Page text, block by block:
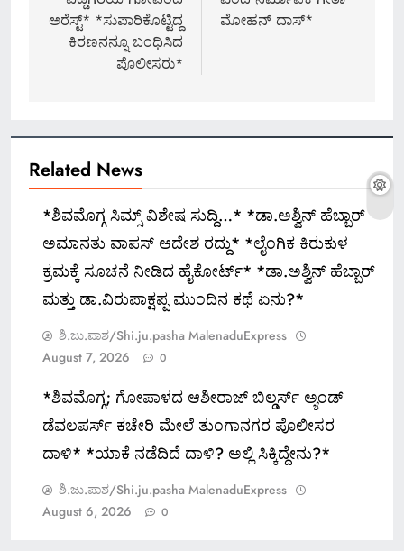
ಅರೆಸ್ಟ್* *ಸುಪಾರಿಕೊಟ್ಟಿದ್ದ
ಕಿರಣನನ್ನೂ ಬಂಧಿಸಿದ
ಪೊಲೀಸರು*
ಮೋಹನ್ ದಾಸ್*
Related News
*ಶಿವಮೊಗ್ಗ ಸಿಮ್ಸ್ ವಿಶೇಷ ಸುದ್ದಿ…* *ಡಾ.ಅಶ್ವಿನ್ ಹೆಬ್ಬಾರ್
ಅಮಾನತು ವಾಪಸ್ ಆದೇಶ ರದ್ದು* *ಲೈಂಗಿಕ ಕಿರುಕುಳ
ಕ್ರಮಕ್ಕೆ ಸೂಚನೆ ನೀಡಿದ ಹೈಕೋರ್ಟ್* *ಡಾ.ಅಶ್ವಿನ್ ಹೆಬ್ಬಾರ್
ಮತ್ತು ಡಾ.ವಿರುಪಾಕ್ಷಪ್ಪ ಮುಂದಿನ ಕಥೆ ಏನು?*
ಶಿ.ಜು.ಪಾಶ/Shi.ju.pasha MalenaduExpress
August 7, 2026
0
*ಶಿವಮೊಗ್ಗ; ಗೋಪಾಳದ ಆಶೀರಾಜ್ ಬಿಲ್ಡರ್ಸ್ ಅ್ಯಂಡ್
ಡೆವಲಪರ್ಸ್ ಕಚೇರಿ ಮೇಲೆ ತುಂಗಾನಗರ ಪೊಲೀಸರ
ದಾಳಿ* *ಯಾಕೆ ನಡೆದಿದೆ ದಾಳಿ? ಅಲ್ಲಿ ಸಿಕ್ಕಿದ್ದೇನು?*
ಶಿ.ಜು.ಪಾಶ/Shi.ju.pasha MalenaduExpress
August 6, 2026
0